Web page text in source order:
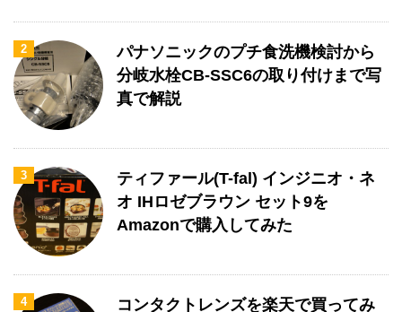
2
パナソニックのプチ食洗機検討から
分岐水栓CB-SSC6の取り付けまで写
真で解説
3
ティファール(T-fal) インジニオ・ネ
オ IHロゼブラウン セット9を
Amazonで購入してみた
4 コンタクトレンズを楽天で買ってみ